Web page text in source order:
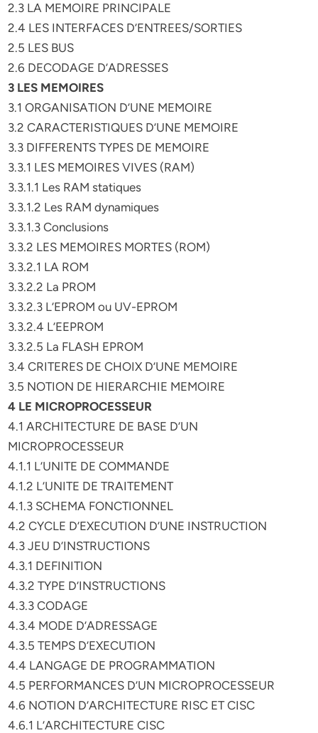
2.3 LA MEMOIRE PRINCIPALE
2.4 LES INTERFACES D’ENTREES/SORTIES
2.5 LES BUS
2.6 DECODAGE D’ADRESSES
3 LES MEMOIRES
3.1 ORGANISATION D’UNE MEMOIRE
3.2 CARACTERISTIQUES D’UNE MEMOIRE
3.3 DIFFERENTS TYPES DE MEMOIRE
3.3.1 LES MEMOIRES VIVES (RAM)
3.3.1.1 Les RAM statiques
3.3.1.2 Les RAM dynamiques
3.3.1.3 Conclusions
3.3.2 LES MEMOIRES MORTES (ROM)
3.3.2.1 LA ROM
3.3.2.2 La PROM
3.3.2.3 L’EPROM ou UV-EPROM
3.3.2.4 L’EEPROM
3.3.2.5 La FLASH EPROM
3.4 CRITERES DE CHOIX D’UNE MEMOIRE
3.5 NOTION DE HIERARCHIE MEMOIRE
4 LE MICROPROCESSEUR
4.1 ARCHITECTURE DE BASE D’UN
MICROPROCESSEUR
4.1.1 L’UNITE DE COMMANDE
4.1.2 L’UNITE DE TRAITEMENT
4.1.3 SCHEMA FONCTIONNEL
4.2 CYCLE D’EXECUTION D’UNE INSTRUCTION
4.3 JEU D’INSTRUCTIONS
4.3.1 DEFINITION
4.3.2 TYPE D’INSTRUCTIONS
4.3.3 CODAGE
4.3.4 MODE D’ADRESSAGE
4.3.5 TEMPS D’EXECUTION
4.4 LANGAGE DE PROGRAMMATION
4.5 PERFORMANCES D’UN MICROPROCESSEUR
4.6 NOTION D’ARCHITECTURE RISC ET CISC
4.6.1 L’ARCHITECTURE CISC